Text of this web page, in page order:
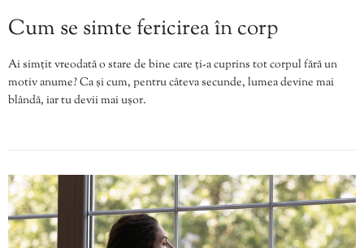
Cum se simte fericirea în corp
Ai simțit vreodată o stare de bine care ți-a cuprins tot corpul fără un
motiv anume? Ca și cum, pentru câteva secunde, lumea devine mai
blândă, iar tu devii mai ușor.